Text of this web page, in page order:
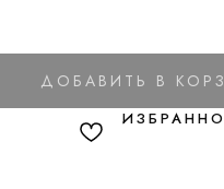
ДОБАВИТЬ В